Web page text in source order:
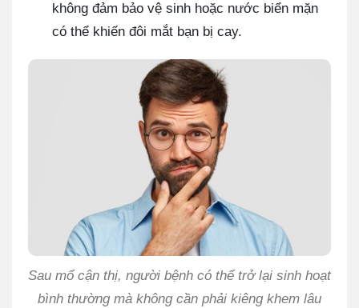
không đảm bảo vệ sinh hoặc nước biển mặn
có thể khiến đôi mắt bạn bị cay.
Sau mổ cận thị, người bệnh có thể trở lại sinh hoạt
bình thường mà không cần phải kiêng khem lâu